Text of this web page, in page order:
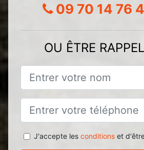
09 70 14 76
OU ÊTRE
J'accepte les conditionset